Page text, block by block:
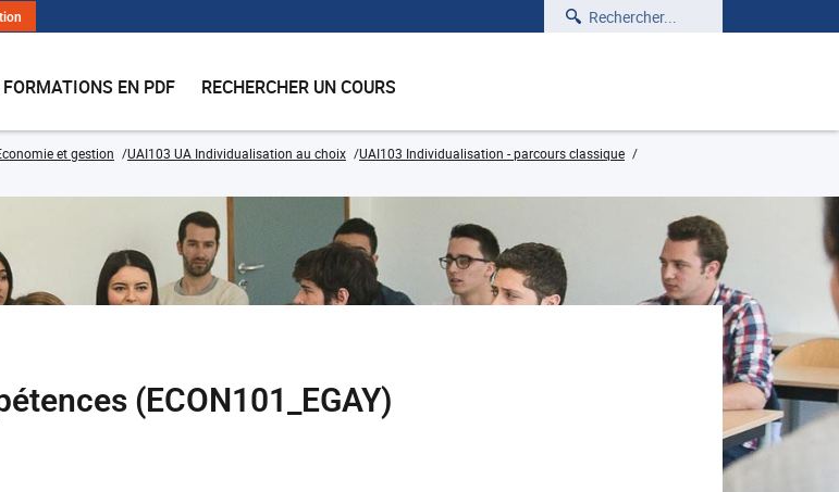
Rechercher
FORMATIONS EN PDF RECHERCHER UN COURS
et gestion UAI103 UA Individualisation au choix
UAI103 Individualisation - parcours classique
(ECON101_EGAY)